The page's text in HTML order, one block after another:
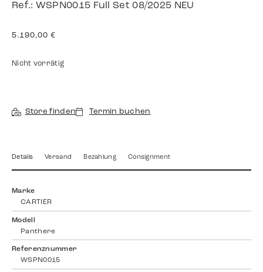
Ref.: WSPN0015 Full Set 08/2025 NEU
5.190,00 €
Nicht vorrätig
Store finden Termin buchen
Details Versand Bezahlung Consignment
Marke
CARTIER
Modell
Panthere
Referenznummer
WSPN0015